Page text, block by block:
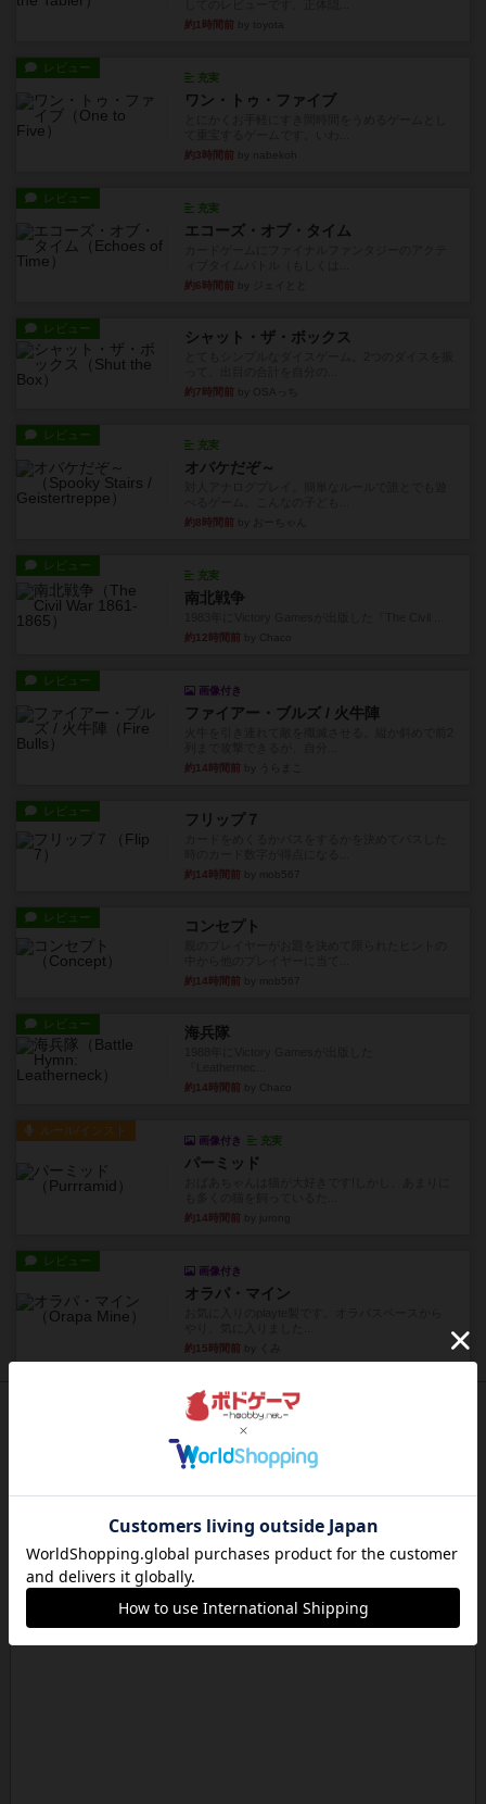
約1時間前
レビュー
充実
ワン・トゥ・ファイブ
約3時間前
レビュー
充実
エコーズ・オブ・タイム
約6時間前
レビュー シャット・ザ・ボックス
約7時間前
レビュー
充実
オバケだぞ～
約8時間前
レビュー
充実
南北戦争
約12時間前
レビュー
画像付き
ファイアー・ブルズ / 火牛陣
約14時間前
レビュー フリップ７
約14時間前
レビュー コンセプト
約14時間前
レビュー 海兵隊
約14時間前
ルール/インスト
画像付き 充実
パーミッド
約14時間前
レビュー
画像付き
オラパ・マイン
約15時間前